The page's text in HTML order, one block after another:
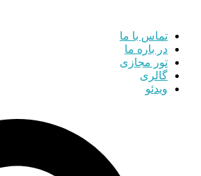
تماس با ما
در باره ما
تور مجازی
گالری
ویدئو